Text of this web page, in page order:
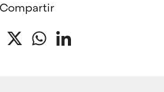
Compartir
Facebook
Twitter WhatsApp